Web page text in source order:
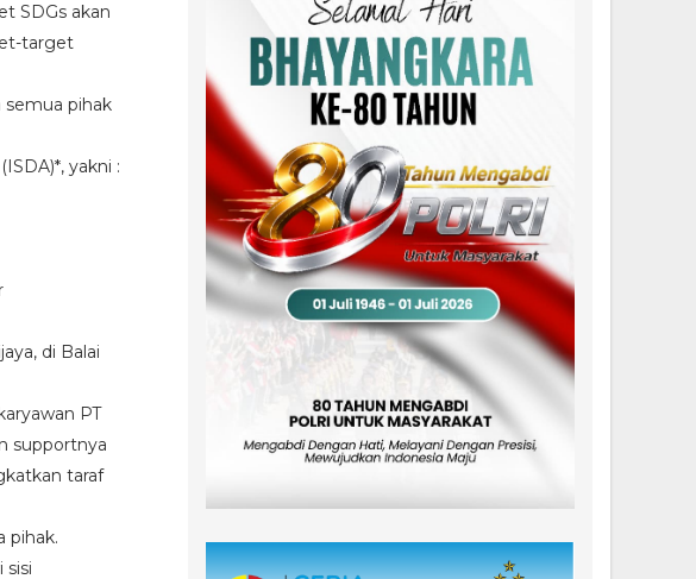
SDGs akan
target
semua pihak
yakni :
di Balai
PT
supportnya
taraf
pihak.
sisi